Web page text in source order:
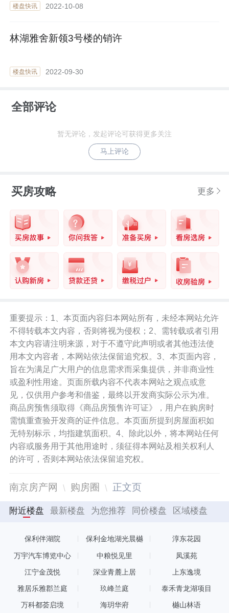
楼盘快讯 2022-10-08
林湖雅舍新领3号楼的销许
楼盘快讯 2022-09-30
全部评论
暂无评论，发起评论可获得更多关注
马上评论
买房攻略 更多
重要提示：1、本页面内容归本网站所有，未经本网站允许
不得转载本文内容，否则将视为侵权；2、需转载或者引用
本文内容请注明来源，对于不遵守此声明或者其他违法使
用本文内容者，本网站依法保留追究权。3、本页面内容，
旨在为满足广大用户的信息需求而采集提供，并非商业性
或盈利性用途。页面所载内容不代表本网站之观点或意
见，仅供用户参考和借鉴，最终以开发商实际公示为准。
商品房预售须取得《商品房预售许可证》，用户在购房时
需慎重查验开发商的证件信息。本页面所提到房屋面积如
无特别标示，均指建筑面积。4、除此以外，将本网站任何
内容或服务用于其他用途时，须征得本网站及相关权利人
的许可，否则本网站依法保留追究权。
南京房产网 购房圈 正文页
附近楼盘 最新楼盘 为您推荐 同价楼盘 区域楼盘
保利伴湖院 保利金地湖光晨樾 淳东花园
万宇汽车博览中心 中粮悦见里 凤溪苑
江宁金茂悦 深业青麓上居 上东逸境
雅居乐雅郡兰庭 玖峰兰庭 泰禾青龙湖项目
万科都荟启境 海玥华府 樾山林语